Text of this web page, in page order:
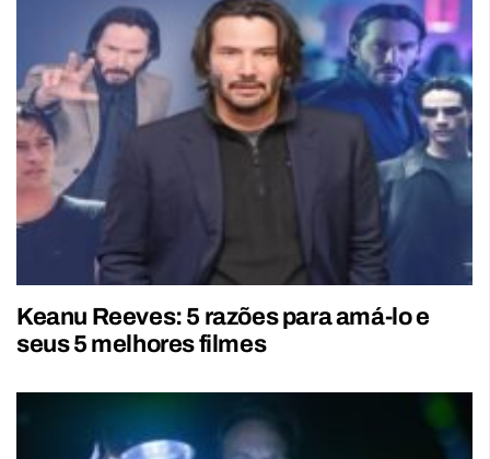
Keanu Reeves: 5 razões para amá-lo e
seus 5 melhores filmes